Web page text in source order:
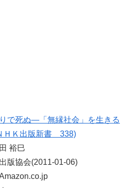
で死ぬ―「無縁社会」を生きる
ＨＫ出版新書 338)
裕巳
版協会(2011-01-06)